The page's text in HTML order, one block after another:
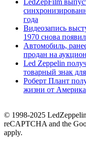
года
Видеозапись
1970 снова
Автомобиль,
продан на
Led Zeppelin
товарный знак
Роберт Плант
жизни от
© 1998-2025
reCAPTCHA and the
apply.